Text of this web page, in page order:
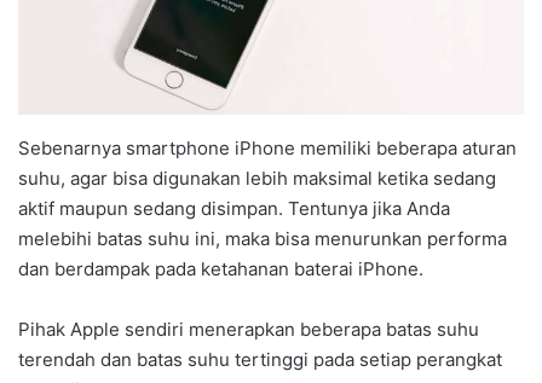
Sebenarnya smartphone iPhone memiliki beberapa aturan
suhu, agar bisa digunakan lebih maksimal ketika sedang
aktif maupun sedang disimpan. Tentunya jika Anda
melebihi batas suhu ini, maka bisa menurunkan performa
dan berdampak pada ketahanan baterai iPhone.
Pihak Apple sendiri menerapkan beberapa batas suhu
terendah dan batas suhu tertinggi pada setiap perangkat